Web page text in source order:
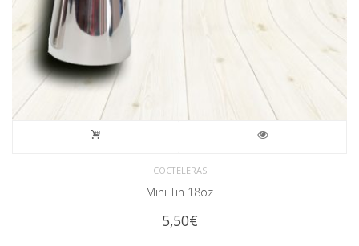
COCTELERAS
Mini Tin 18oz
5,50€